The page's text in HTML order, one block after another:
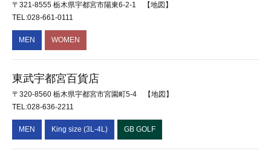
〒321-8555 栃木県宇都宮市陽東6-2-1
【地図】
TEL:028-661-0111
MEN WOMEN
東武宇都宮百貨店
〒320-8560 栃木県宇都宮市宮園町5-4
【地図】
TEL:028-636-2211
MEN King size (3L-4L) GB GOLF